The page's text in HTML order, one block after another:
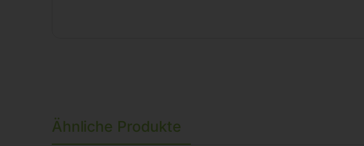
Ähnliche Produkte